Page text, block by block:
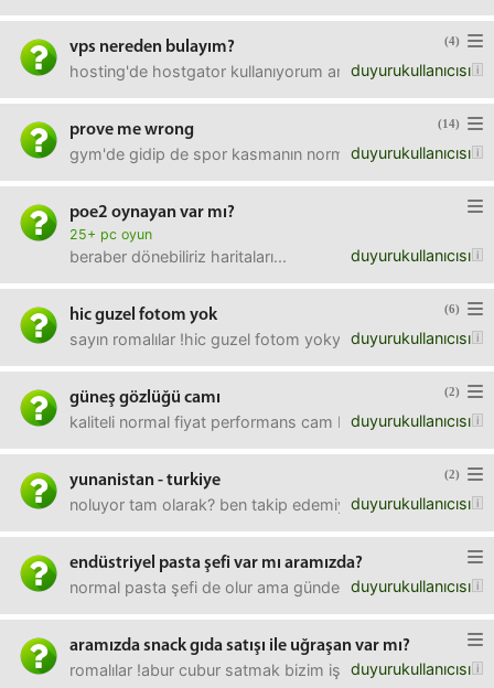
(4)
vps nereden bulayım?
duyurukullanıcısı
hosting'de hostgator kullanıyorum ama vps'i 2000usd
(14)
prove me wrong
duyurukullanıcısı
gym'de gidip de spor kasmanın normal şehir insanı için
poe2 oynayan var mı?
25+ pc oyun
duyurukullanıcısı
beraber dönebiliriz haritaları...
(6)
hic guzel fotom yok
duyurukullanıcısı
sayın romalılar !hic guzel fotom yokyok abi yok, günlük
(2)
güneş gözlüğü camı
duyurukullanıcısı
kaliteli normal fiyat performans cam bakıyorum. bir adet
(2)
yunanistan - turkiye
duyurukullanıcısı
noluyor tam olarak? ben takip edemiyorum.
endüstriyel pasta şefi var mı aramızda?
duyurukullanıcısı
normal pasta şefi de olur ama günde 100-200 pasta
aramızda snack gıda satışı ile uğraşan var mı?
duyurukullanıcısı
romalılar !abur cubur satmak bizim işimiz diyen birisi